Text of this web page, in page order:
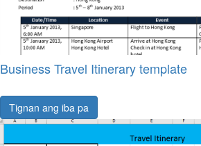
Business Travel Itinerary template
Tignan ang iba pa